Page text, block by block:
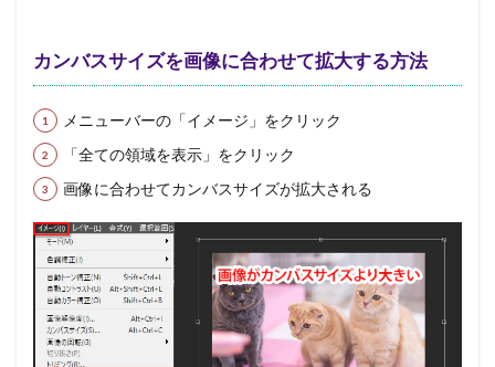
カンバスサイズを画像に合わせて拡大する方法
メニューバーの「イメージ」をクリック
「全ての領域を表示」をクリック
画像に合わせてカンバスサイズが拡大される